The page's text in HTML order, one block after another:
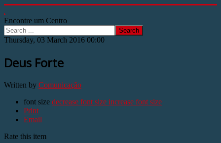
.
Encontre um Centro
Search
Thursday, 03 March 2016 00:00
Deus Forte
Written by Comunicação
font size decrease font size increase font size
Print
Email
Rate this item